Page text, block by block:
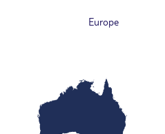
Europe